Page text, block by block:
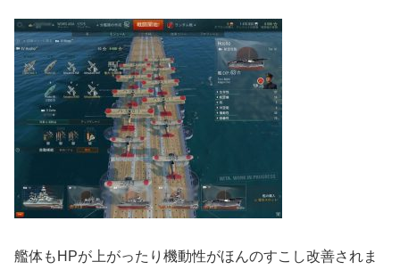
艦体もHPが上がったり機動性がほんのすこし改善されま